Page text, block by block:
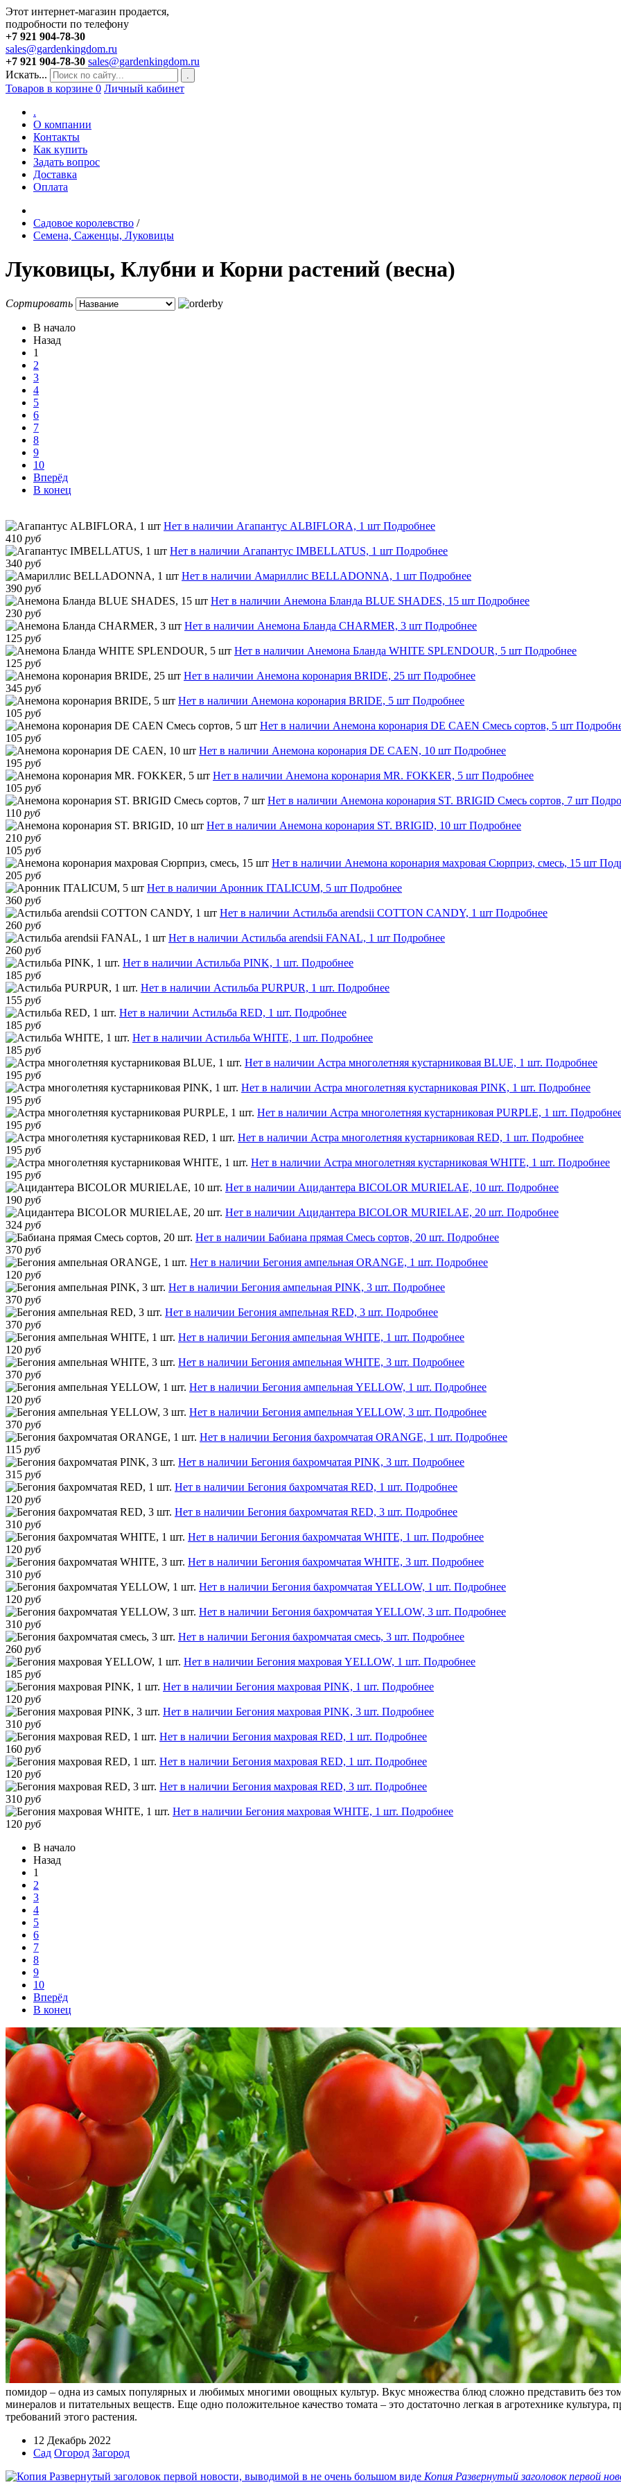
Этот интернет-магазин продается,
подробности по телефону
+7 921 904-78-30
sales@gardenkingdom.ru
+7 921 904-78-30 sales@gardenkingdom.ru
Искать...
.
Товаров в корзине 0 Личный кабинет
.
О компании
Контакты
Как купить
Задать вопрос
Доставка
Оплата
Садовое королевство /
Семена, Саженцы, Луковицы
Луковицы, Клубни и Корни растений (весна)
Сортировать
В начало
Назад
1
2
3
4
5
6
7
8
9
10
Вперёд
В конец
Нет в наличии Агапантус ALBIFLORA, 1 шт Подробнее
410 руб
Нет в наличии Агапантус IMBELLATUS, 1 шт Подробнее
340 руб
Нет в наличии Амариллис BELLADONNA, 1 шт Подробнее
390 руб
Нет в наличии Анемона Бланда BLUE SHADES, 15 шт Подробнее
230 руб
Нет в наличии Анемона Бланда CHARMER, 3 шт Подробнее
125 руб
Нет в наличии Анемона Бланда WHITE SPLENDOUR, 5 шт Подробнее
125 руб
Нет в наличии Анемона коронария BRIDE, 25 шт Подробнее
345 руб
Нет в наличии Анемона коронария BRIDE, 5 шт Подробнее
105 руб
Нет в наличии Анемона коронария DE CAEN Смесь сортов, 5 шт
105 руб
Нет в наличии Анемона коронария DE CAEN, 10 шт Подробнее
195 руб
Нет в наличии Анемона коронария MR. FOKKER, 5 шт Подробнее
105 руб
Нет в наличии Анемона коронария ST. BRIGID Смесь сортов, 7 шт
110 руб
Нет в наличии Анемона коронария ST. BRIGID, 10 шт Подробнее
210 руб
105 руб
Нет в наличии Анемона коронария махровая Сюрприз, смесь, 15 шт
205 руб
Нет в наличии Аронник ITALICUM, 5 шт Подробнее
360 руб
Нет в наличии Астильба arendsii COTTON CANDY, 1 шт Подробнее
260 руб
Нет в наличии Астильба arendsii FANAL, 1 шт Подробнее
260 руб
Нет в наличии Астильба PINK, 1 шт. Подробнее
185 руб
Нет в наличии Астильба PURPUR, 1 шт. Подробнее
155 руб
Нет в наличии Астильба RED, 1 шт. Подробнее
185 руб
Нет в наличии Астильба WHITE, 1 шт. Подробнее
185 руб
Нет в наличии Астра многолетняя кустарниковая BLUE, 1 шт. Подробнее
195 руб
Нет в наличии Астра многолетняя кустарниковая PINK, 1 шт. Подробнее
195 руб
Нет в наличии Астра многолетняя кустарниковая PURPLE, 1 шт.
195 руб
Нет в наличии Астра многолетняя кустарниковая RED, 1 шт. Подробнее
195 руб
Нет в наличии Астра многолетняя кустарниковая WHITE, 1 шт. Подробнее
195 руб
Нет в наличии Ацидантера BICOLOR MURIELAE, 10 шт. Подробнее
190 руб
Нет в наличии Ацидантера BICOLOR MURIELAE, 20 шт. Подробнее
324 руб
Нет в наличии Бабиана прямая Смесь сортов, 20 шт. Подробнее
370 руб
Нет в наличии Бегония ампельная ORANGE, 1 шт. Подробнее
120 руб
Нет в наличии Бегония ампельная PINK, 3 шт. Подробнее
370 руб
Нет в наличии Бегония ампельная RED, 3 шт. Подробнее
370 руб
Нет в наличии Бегония ампельная WHITE, 1 шт. Подробнее
120 руб
Нет в наличии Бегония ампельная WHITE, 3 шт. Подробнее
370 руб
Нет в наличии Бегония ампельная YELLOW, 1 шт. Подробнее
120 руб
Нет в наличии Бегония ампельная YELLOW, 3 шт. Подробнее
370 руб
Нет в наличии Бегония бахромчатая ORANGE, 1 шт. Подробнее
115 руб
Нет в наличии Бегония бахромчатая PINK, 3 шт. Подробнее
315 руб
Нет в наличии Бегония бахромчатая RED, 1 шт. Подробнее
120 руб
Нет в наличии Бегония бахромчатая RED, 3 шт. Подробнее
310 руб
Нет в наличии Бегония бахромчатая WHITE, 1 шт. Подробнее
120 руб
Нет в наличии Бегония бахромчатая WHITE, 3 шт. Подробнее
310 руб
Нет в наличии Бегония бахромчатая YELLOW, 1 шт. Подробнее
120 руб
Нет в наличии Бегония бахромчатая YELLOW, 3 шт. Подробнее
310 руб
Нет в наличии Бегония бахромчатая смесь, 3 шт. Подробнее
260 руб
Нет в наличии Бегония махровая YELLOW, 1 шт. Подробнее
185 руб
Нет в наличии Бегония махровая PINK, 1 шт. Подробнее
120 руб
Нет в наличии Бегония махровая PINK, 3 шт. Подробнее
310 руб
Нет в наличии Бегония махровая RED, 1 шт. Подробнее
160 руб
Нет в наличии Бегония махровая RED, 1 шт. Подробнее
120 руб
Нет в наличии Бегония махровая RED, 3 шт. Подробнее
310 руб
Нет в наличии Бегония махровая WHITE, 1 шт. Подробнее
120 руб
В начало
Назад
1
2
3
4
5
6
7
8
9
10
Вперёд
В конец
помидор – одна из самых популярных и любимых многими овощных культур. Вкус множества блюд сложно представить без
минералов и питательных веществ. Еще одно положительное качество томата – это достаточно легкая в агротехнике
требований этого растения.
12 Декабрь 2022
Сад Огород Загород
Копия Развернутый заголовок первой